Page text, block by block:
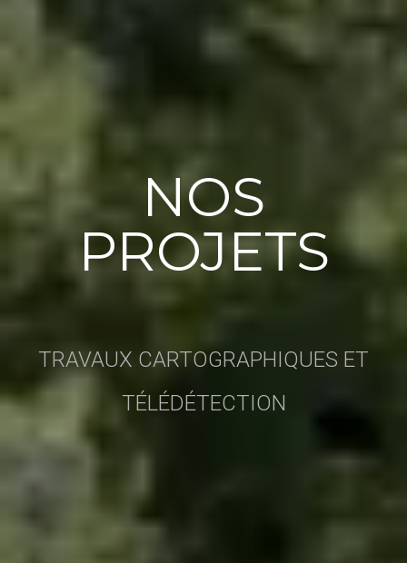
NOS
PROJETS
TRAVAUX CARTOGRAPHIQUES ET
TÉLÉDÉTECTION